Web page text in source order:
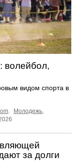
волейбол,
видом спорта в
. Молодежь,
за долги